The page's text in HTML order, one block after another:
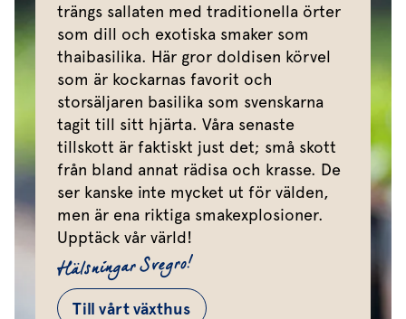
trängs sallaten med traditionella örter
som dill och exotiska smaker som
thaibasilika. Här gror doldisen körvel
som är kockarnas favorit och
storsäljaren basilika som svenskarna
tagit till sitt hjärta. Våra senaste
tillskott är faktiskt just det; små skott
från bland annat rädisa och krasse. De
ser kanske inte mycket ut för välden,
men är ena riktiga smakexplosioner.
Upptäck vår värld!
Hälsningar Svegro!
Till vårt växthus